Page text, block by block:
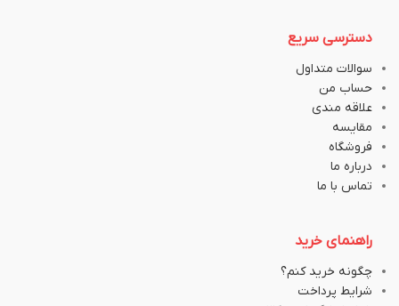
دسترسی سریع
سوالات متداول
حساب من
علاقه مندی
مقایسه
فروشگاه
درباره ما
تماس با ما
راهنمای خرید
چگونه خرید کنم؟
شرایط پرداخت